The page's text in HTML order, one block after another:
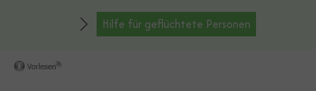
Hilfe für geflüchtete Personen